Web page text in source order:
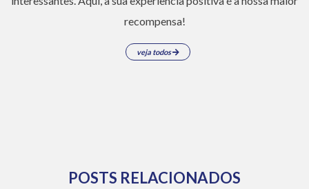
recompensa!
veja todos
POSTS RELACIONADOS